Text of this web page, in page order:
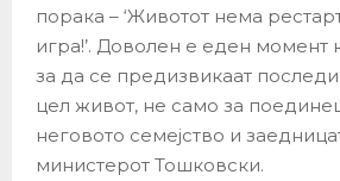
порака – ‘Животот нема
игра!’. Доволен е еден момент
за да се предизвикаат
цел живот, не само за
неговото семејство и
министерот Тошковски.